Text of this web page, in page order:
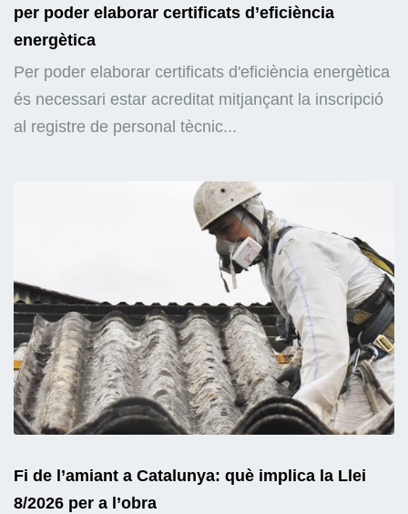
per poder elaborar certificats d’eficiència
energètica
Per poder elaborar certificats d'eficiència energètica
és necessari estar acreditat mitjançant la inscripció
al registre de personal tècnic...
Fi de l’amiant a Catalunya: què implica la Llei
8/2026 per a l’obra